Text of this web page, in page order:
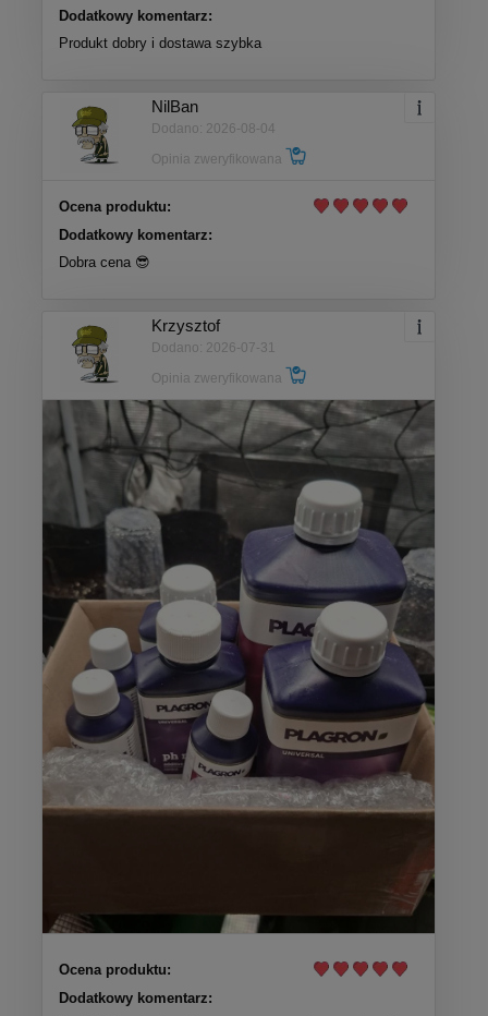
Dodatkowy komentarz:
Produkt dobry i dostawa szybka
NilBan
Dodano: 2026-08-04
Opinia zweryfikowana
Ocena produktu:
Dodatkowy komentarz:
Dobra cena 😎
Krzysztof
Dodano: 2026-07-31
Opinia zweryfikowana
Ocena produktu:
Dodatkowy komentarz: